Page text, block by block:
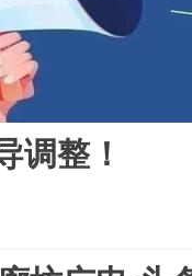
调整！